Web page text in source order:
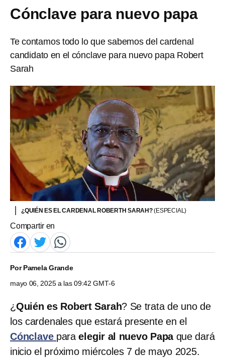
Cónclave para nuevo papa
Te contamos todo lo que sabemos del cardenal
candidato en el cónclave para nuevo papa Robert
Sarah
¿QUIÉN ES EL CARDENAL ROBERTH SARAH?(ESPECIAL)
Compartir en
PorPamela Grande
mayo 06, 2025 a las 09:42 GMT-6
¿Quién es Robert Sarah? Se trata de uno de
los cardenales que estará presente en el
Cónclave paraelegir al nuevo Papaque dará
inicio el próximo miércoles 7 de mayo 2025.